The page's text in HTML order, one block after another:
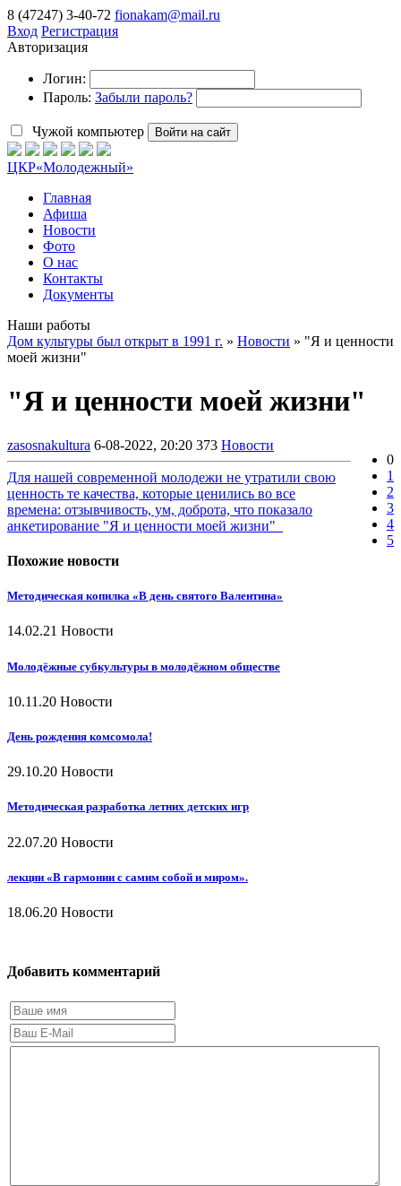
8 (47247) 3-40-72 fionakam@mail.ru
Вход Регистрация
Авторизация
Логин:
Пароль: Забыли пароль?
Чужой компьютер Войти на сайт
ЦКР«Молодежный»
Главная
Афиша
Новости
Фото
О нас
Контакты
Документы
Наши работы
Дом культуры был открыт в 1991 г. » Новости » "Я и ценности
моей жизни"
"Я и ценности моей жизни"
zasosnakultura 6-08-2022, 20:20 373 Новости
0
1
2
3
4
5
Для нашей современной молодежи не утратили свою
ценность те качества, которые ценились во все
времена: отзывчивость, ум, доброта, что показало
анкетирование "Я и ценности моей жизни"
Похожие новости
Методическая копилка «В день святого Валентина»
14.02.21 Новости
Молодёжные субкультуры в молодёжном обществе
10.11.20 Новости
День рождения комсомола!
29.10.20 Новости
Методическая разработка летних детских игр
22.07.20 Новости
лекции «В гармонии с самим собой и миром».
18.06.20 Новости
Добавить комментарий